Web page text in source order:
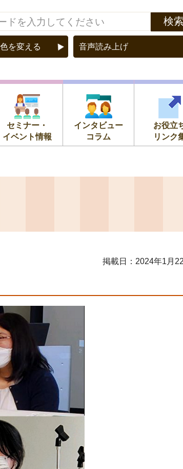
を変える 音声読み上げ
セミナー・
イベント情報
インタビュー
コラム
お役立
リンク
掲載日：2024年1月